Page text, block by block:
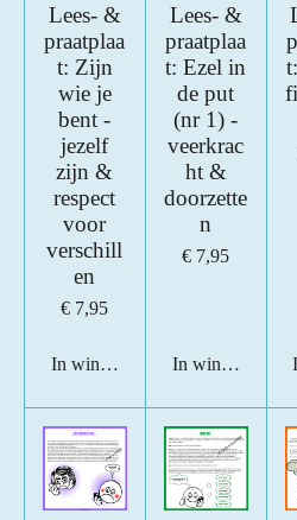
Lees- &
praatplaa
t: Zijn
wie je
bent -
jezelf
zijn &
respect
voor
verschill
en
€ 7,95
In winkelwagen
Lees- &
praatplaa
t: Ezel in
de put
(nr 1) -
veerkrac
ht &
doorzette
n
€ 7,95
In winkelwagen